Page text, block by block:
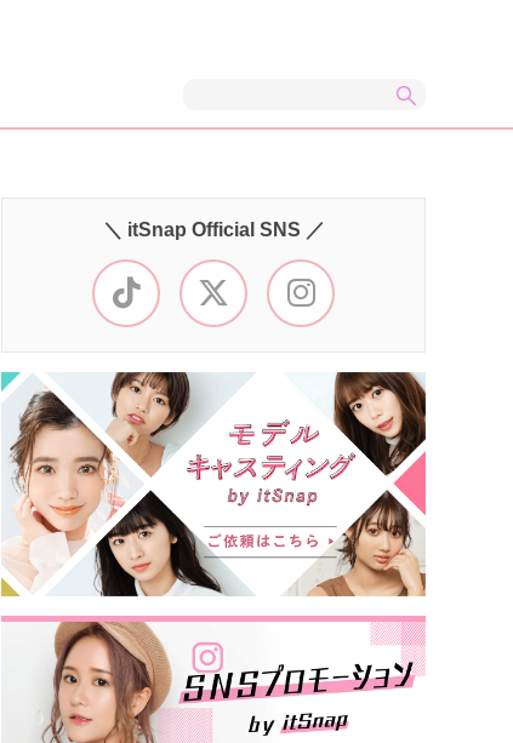
＼ itSnap Official SNS ／